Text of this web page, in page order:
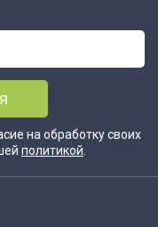
на обработку своих
политикой